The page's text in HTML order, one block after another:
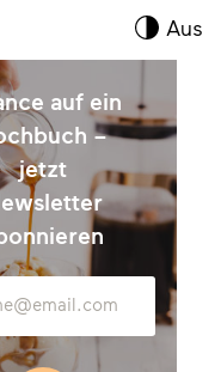
Aus
auf ein
–
jetzt
Adresse